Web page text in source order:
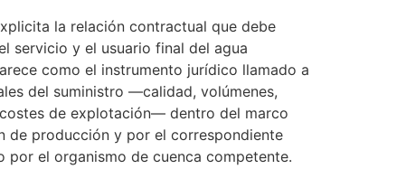
la relación contractual que debe
servicio y el usuario final del agua
como el instrumento jurídico llamado a
del suministro —calidad, volúmenes,
de explotación— dentro del marco
de producción y por el correspondiente
el organismo de cuenca competente.